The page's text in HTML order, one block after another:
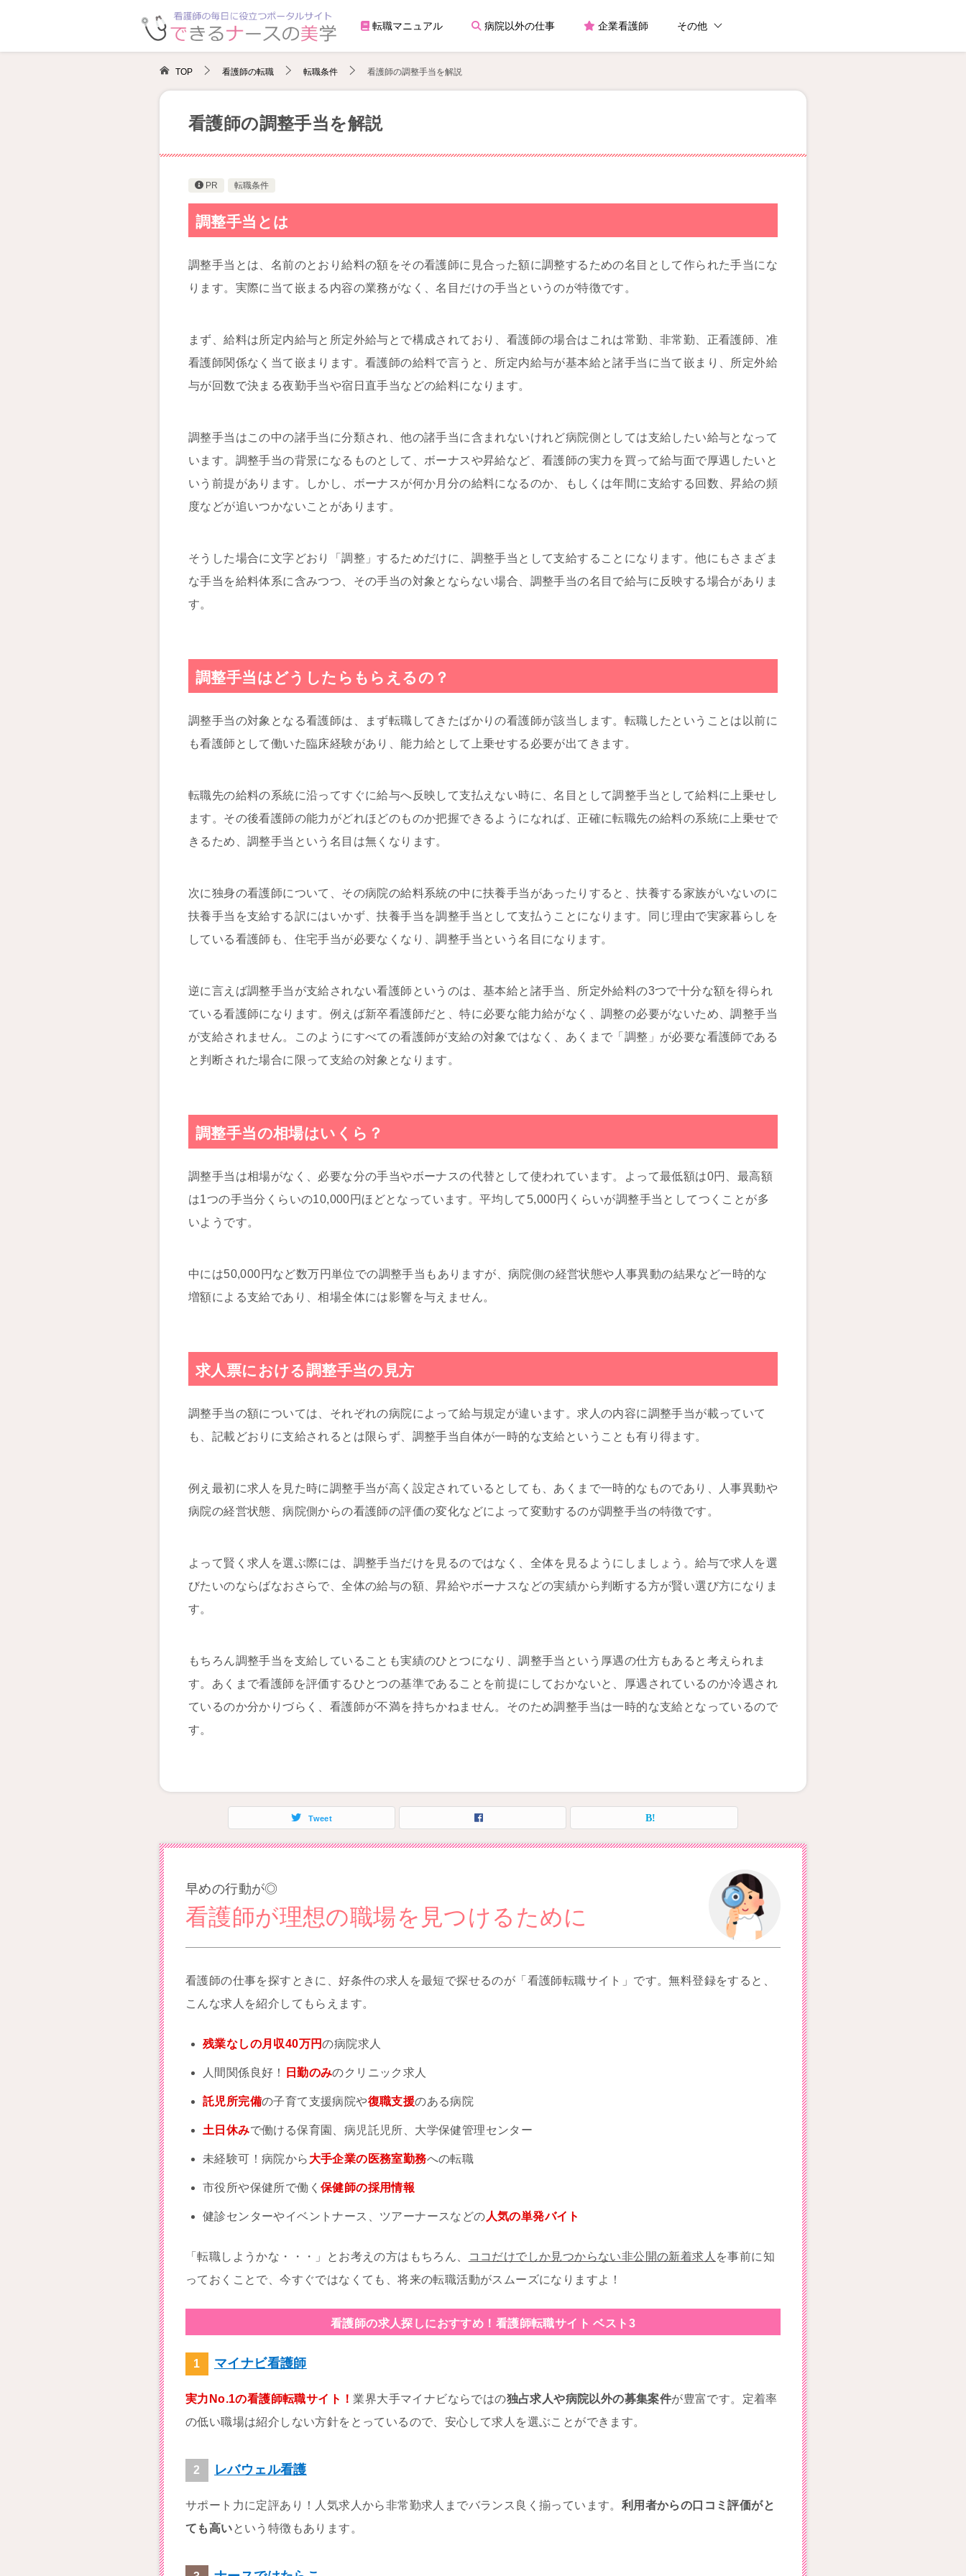
転職マニュアル 病院以外の仕事 企業看護師 その他
TOP 看護師の転職 転職条件 看護師の調整手当を解説
看護師の調整手当を解説
PR 転職条件
調整手当とは
調整手当とは、名前のとおり給料の額をその看護師に見合った額に調整するための名目として作られた手当にな
ります。実際に当て嵌まる内容の業務がなく、名目だけの手当というのが特徴です。
まず、給料は所定内給与と所定外給与とで構成されており、看護師の場合はこれは常勤、非常勤、正看護師、准
看護師関係なく当て嵌まります。看護師の給料で言うと、所定内給与が基本給と諸手当に当て嵌まり、所定外給
与が回数で決まる夜勤手当や宿日直手当などの給料になります。
調整手当はこの中の諸手当に分類され、他の諸手当に含まれないけれど病院側としては支給したい給与となって
います。調整手当の背景になるものとして、ボーナスや昇給など、看護師の実力を買って給与面で厚遇したいと
いう前提があります。しかし、ボーナスが何か月分の給料になるのか、もしくは年間に支給する回数、昇給の頻
度などが追いつかないことがあります。
そうした場合に文字どおり「調整」するためだけに、調整手当として支給することになります。他にもさまざま
な手当を給料体系に含みつつ、その手当の対象とならない場合、調整手当の名目で給与に反映する場合がありま
す。
調整手当はどうしたらもらえるの？
調整手当の対象となる看護師は、まず転職してきたばかりの看護師が該当します。転職したということは以前に
も看護師として働いた臨床経験があり、能力給として上乗せする必要が出てきます。
転職先の給料の系統に沿ってすぐに給与へ反映して支払えない時に、名目として調整手当として給料に上乗せし
ます。その後看護師の能力がどれほどのものか把握できるようになれば、正確に転職先の給料の系統に上乗せで
きるため、調整手当という名目は無くなります。
次に独身の看護師について、その病院の給料系統の中に扶養手当があったりすると、扶養する家族がいないのに
扶養手当を支給する訳にはいかず、扶養手当を調整手当として支払うことになります。同じ理由で実家暮らしを
している看護師も、住宅手当が必要なくなり、調整手当という名目になります。
逆に言えば調整手当が支給されない看護師というのは、基本給と諸手当、所定外給料の3つで十分な額を得られ
ている看護師になります。例えば新卒看護師だと、特に必要な能力給がなく、調整の必要がないため、調整手当
が支給されません。このようにすべての看護師が支給の対象ではなく、あくまで「調整」が必要な看護師である
と判断された場合に限って支給の対象となります。
調整手当の相場はいくら？
調整手当は相場がなく、必要な分の手当やボーナスの代替として使われています。よって最低額は0円、最高額
は1つの手当分くらいの10,000円ほどとなっています。平均して5,000円くらいが調整手当としてつくことが多
いようです。
中には50,000円など数万円単位での調整手当もありますが、病院側の経営状態や人事異動の結果など一時的な
増額による支給であり、相場全体には影響を与えません。
求人票における調整手当の見方
調整手当の額については、それぞれの病院によって給与規定が違います。求人の内容に調整手当が載っていて
も、記載どおりに支給されるとは限らず、調整手当自体が一時的な支給ということも有り得ます。
例え最初に求人を見た時に調整手当が高く設定されているとしても、あくまで一時的なものであり、人事異動や
病院の経営状態、病院側からの看護師の評価の変化などによって変動するのが調整手当の特徴です。
よって賢く求人を選ぶ際には、調整手当だけを見るのではなく、全体を見るようにしましょう。給与で求人を選
びたいのならばなおさらで、全体の給与の額、昇給やボーナスなどの実績から判断する方が賢い選び方になりま
す。
もちろん調整手当を支給していることも実績のひとつになり、調整手当という厚遇の仕方もあると考えられま
す。あくまで看護師を評価するひとつの基準であることを前提にしておかないと、厚遇されているのか冷遇され
ているのか分かりづらく、看護師が不満を持ちかねません。そのため調整手当は一時的な支給となっているので
す。
Tweet
早めの行動が◎
看護師が理想の職場を見つけるために
看護師の仕事を探すときに、好条件の求人を最短で探せるのが「看護師転職サイト」です。無料登録をすると、
こんな求人を紹介してもらえます。
残業なしの月収40万円の病院求人
人間関係良好！ 日勤のみのクリニック求人
託児所完備の子育て支援病院や復職支援のある病院
土日休みで働ける保育園、病児託児所、大学保健管理センター
未経験可！病院から 大手企業の医務室勤務への転職
市役所や保健所で働く 保健師の採用情報
健診センターやイベントナース、ツアーナースなどの 人気の単発バイト
「転職しようかな・・・」とお考えの方はもちろん、 ココだけでしか見つからない非公開の新着求人 を事前に知
っておくことで、今すぐではなくても、将来の転職活動がスムーズになりますよ！
看護師の求人探しにおすすめ！ 看護師転職サイト ベスト3
マイナビ看護師
実力No.1の看護師転職サイト！業界大手マイナビならではの独占求人や病院以外の募集案件が豊富です。定着率
の低い職場は紹介しない方針をとっているので、安心して求人を選ぶことができます。
レバウェル看護
サポート力に定評あり！人気求人から非常勤求人までバランス良く揃っています。 利用者からの口コミ評価がと
ても高いという特徴もあります。